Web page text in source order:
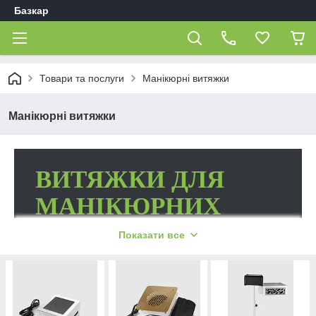
Базкар
Товари та послуги Манікюрні витяжки
Манікюрні витяжки
ВИТЯЖКИ ДЛЯ
МАНІКЮРНИХ
САЛОНІВ МАРОК
ВІД TERI, AIR MAX
І WONDER LINE
Показати все